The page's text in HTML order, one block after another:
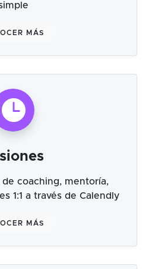
MÁS
coaching, mentoría,
1:1 a través de Calendly
MÁS